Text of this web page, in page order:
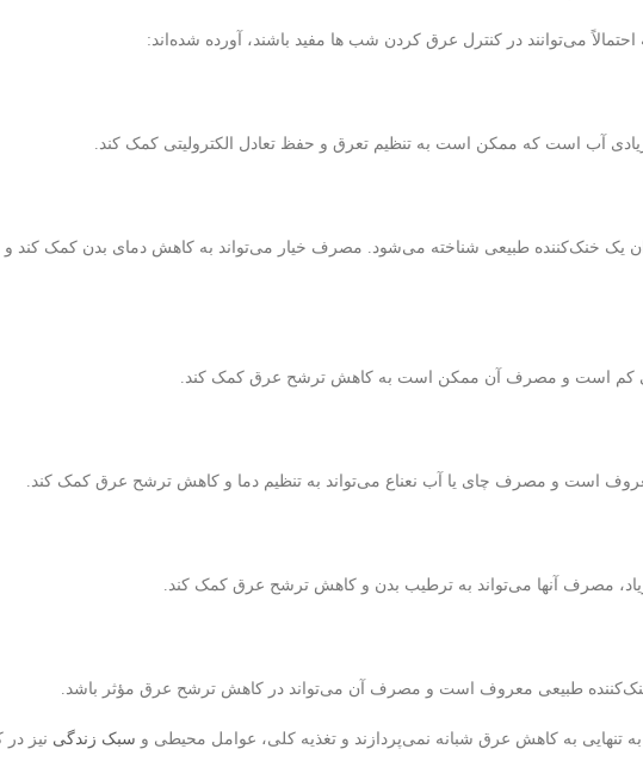
می‌توانند در کنترل عرق کردن شب ها مفید باشند، آورده شده‌اند:
آب است که ممکن است به تنظیم تعرق و حفظ تعادل الکترولیتی کمک کند.
یک خنک‌کننده طبیعی شناخته می‌شود. مصرف خیار می‌تواند به کاهش دمای بدن کمک کند و
کم است و مصرف آن ممکن است به کاهش ترشح عرق کمک کند.
معروف است و مصرف چای یا آب نعناع می‌تواند به تنظیم دما و کاهش ترشح عرق کمک کند.
مصرف آنها می‌تواند به ترطیب بدن و کاهش ترشح عرق کمک کند.
طبیعی معروف است و مصرف آن می‌تواند در کاهش ترشح عرق مؤثر باشد.
تنهایی به کاهش عرق شبانه نمی‌پردازند و تغذیه کلی، عوامل محیطی و سبک زندگی نیز